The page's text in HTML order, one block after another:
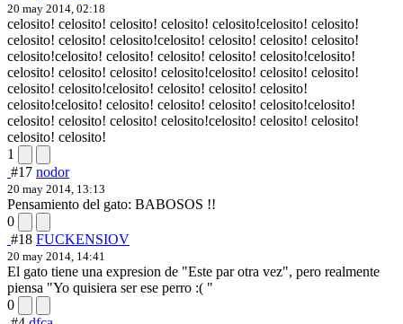
20 may 2014, 02:18
celosito! celosito! celosito! celosito! celosito!celosito! celosito!
celosito! celosito! celosito!celosito! celosito! celosito! celosito!
celosito!celosito! celosito! celosito! celosito! celosito!celosito!
celosito! celosito! celosito! celosito!celosito! celosito! celosito!
celosito! celosito!celosito! celosito! celosito! celosito!
celosito!celosito! celosito! celosito! celosito! celosito!celosito!
celosito! celosito! celosito! celosito!celosito! celosito! celosito!
celosito! celosito!
1
#17 nodor
20 may 2014, 13:13
Pensamiento del gato: BABOSOS !!
0
#18 FUCKENSIOV
20 may 2014, 14:41
El gato tiene una expresion de "Este par otra vez", pero realmente
piensa "Yo quisiera ser ese perro :( "
0